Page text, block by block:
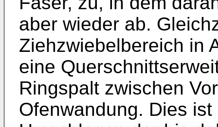
aber wieder ab.
Ziehzwiebelbereich in
eine
Ringspalt zwischen
Ofenwandung. Dies